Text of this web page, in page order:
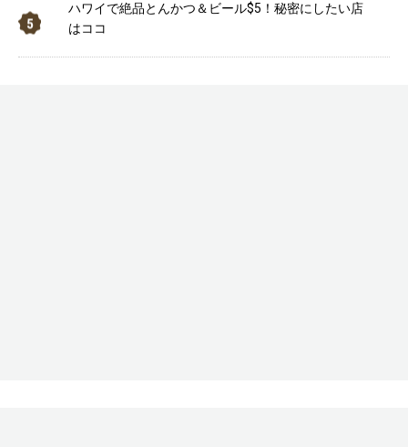
ハワイで絶品とんかつ＆ビール$5！秘密にしたい店
はココ